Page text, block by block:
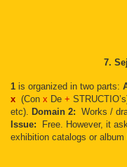
7.
1 is organized in two parts:
x (Con x De +
etc). Domain 2: Works /
Issue: Free. However, it
exhibition catalogs or